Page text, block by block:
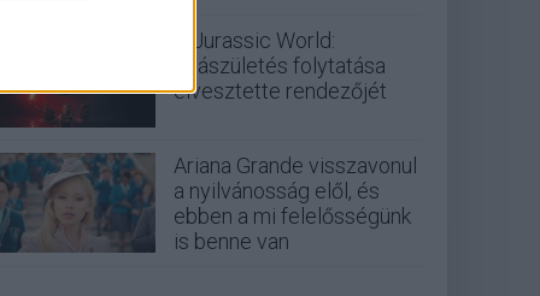
A Jurassic World:
Újjászületés folytatása
elvesztette rendezőjét
Ariana Grande visszavonul
a nyilvánosság elől, és
ebben a mi felelősségünk
is benne van